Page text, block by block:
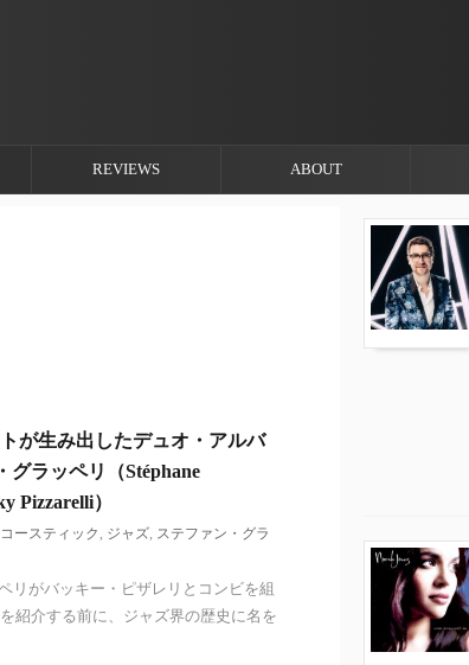
REVIEWS ABOUT
が生み出したデュオ・アルバ
グラッペリ（Stéphane
Pizzarelli）
ースティック ジャズ ステファン・グラ
リがバッキー・ピザレリとコンビを組
紹介する前に、ジャズ界の歴史に名を